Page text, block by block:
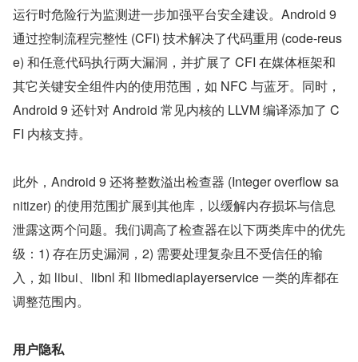
运行时危险行为监测进一步加强平台安全建设。Android 9
通过控制流程完整性 (CFI) 技术解决了代码重用 (code-reus
e) 和任意代码执行两大漏洞，并扩展了 CFI 在媒体框架和
其它关键安全组件内的使用范围，如 NFC 与蓝牙。同时，
Android 9 还针对 Android 常见内核的 LLVM 编译添加了 C
FI 内核支持。
此外，Android 9 还将整数溢出检查器 (Integer overflow sa
nitizer) 的使用范围扩展到其他库，以缓解内存损坏与信息
泄露这两个问题。我们调高了检查器在以下两类库中的优先
级：1) 存在历史漏洞，2) 需要处理复杂且不受信任的输
入，如 libui、libnl 和 libmediaplayerservice 一类的库都在
调整范围内。
用户隐私